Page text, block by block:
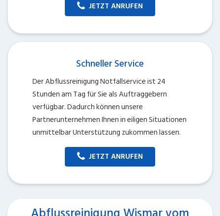
JETZT ANRUFEN
Schneller Service
Der Abflussreinigung Notfallservice ist 24
Stunden am Tag für Sie als Auftraggebern
verfügbar. Dadurch können unsere
Partnerunternehmen Ihnen in eiligen Situationen
unmittelbar Unterstützung zukommen lassen.
JETZT ANRUFEN